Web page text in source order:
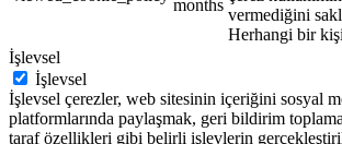
months
vermediğini
Herhangi bir
İşlevsel
İşlevsel
İşlevsel çerezler, web sitesinin içeriğini sosyal
platformlarında paylaşmak, geri bildirim
taraf özellikleri gibi belirli işlevlerin